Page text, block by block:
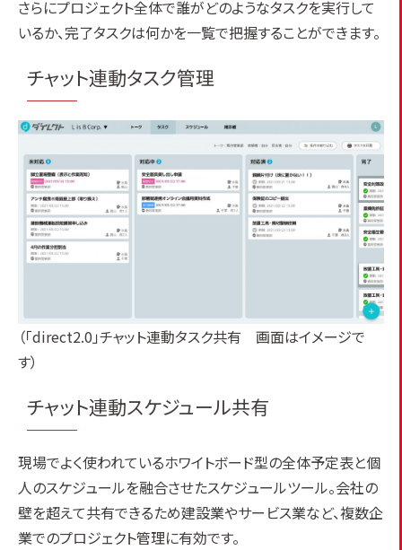
さらにプロジェクト全体で誰がどのようなタスクを実行して
いるか、完了タスクは何かを一覧で把握することができます。
チャット連動タスク管理
（「direct2.0」チャット連動タスク共有 画面はイメージで
す）
チャット連動スケジュール共有
現場でよく使われているホワイトボード型の全体予定表と個
人のスケジュールを融合させたスケジュールツール。会社の
壁を超えて共有できるため建設業やサービス業など、複数企
業でのプロジェクト管理に有効です。